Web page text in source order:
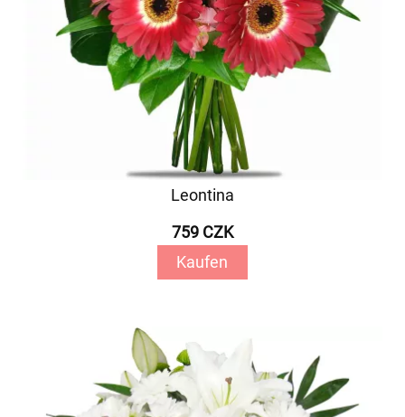
Leontina
759 CZK
Kaufen